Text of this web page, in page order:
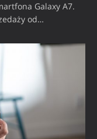
Galaxy A7.
od…